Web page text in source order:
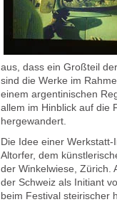
aus, dass ein Großteil
sind die Werke im
einem argentinischen
allem im Hinblick auf die
hergewandert.
Die Idee einer
Altorfer, dem
der Winkelwiese, Zürich.
der Schweiz als Initiant
beim Festival steirischer